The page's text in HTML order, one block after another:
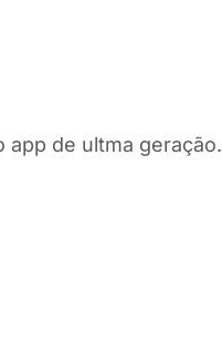
app de ultma geração.